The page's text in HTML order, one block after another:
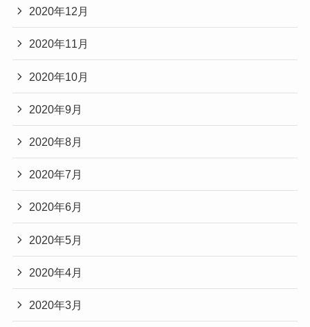
2020年12月
2020年11月
2020年10月
2020年9月
2020年8月
2020年7月
2020年6月
2020年5月
2020年4月
2020年3月